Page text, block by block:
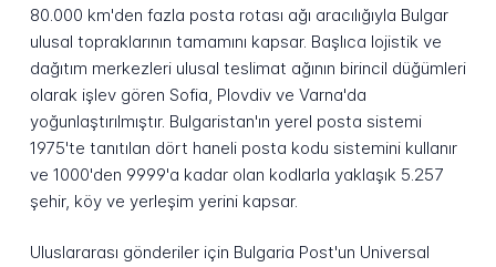
80.000 km'den fazla posta rotası ağı aracılığıyla Bulgar
ulusal topraklarının tamamını kapsar. Başlıca lojistik ve
dağıtım merkezleri ulusal teslimat ağının birincil düğümleri
olarak işlev gören Sofia, Plovdiv ve Varna'da
yoğunlaştırılmıştır. Bulgaristan'ın yerel posta sistemi
1975'te tanıtılan dört haneli posta kodu sistemini kullanır
ve 1000'den 9999'a kadar olan kodlarla yaklaşık 5.257
şehir, köy ve yerleşim yerini kapsar.
Uluslararası gönderiler için Bulgaria Post'un Universal